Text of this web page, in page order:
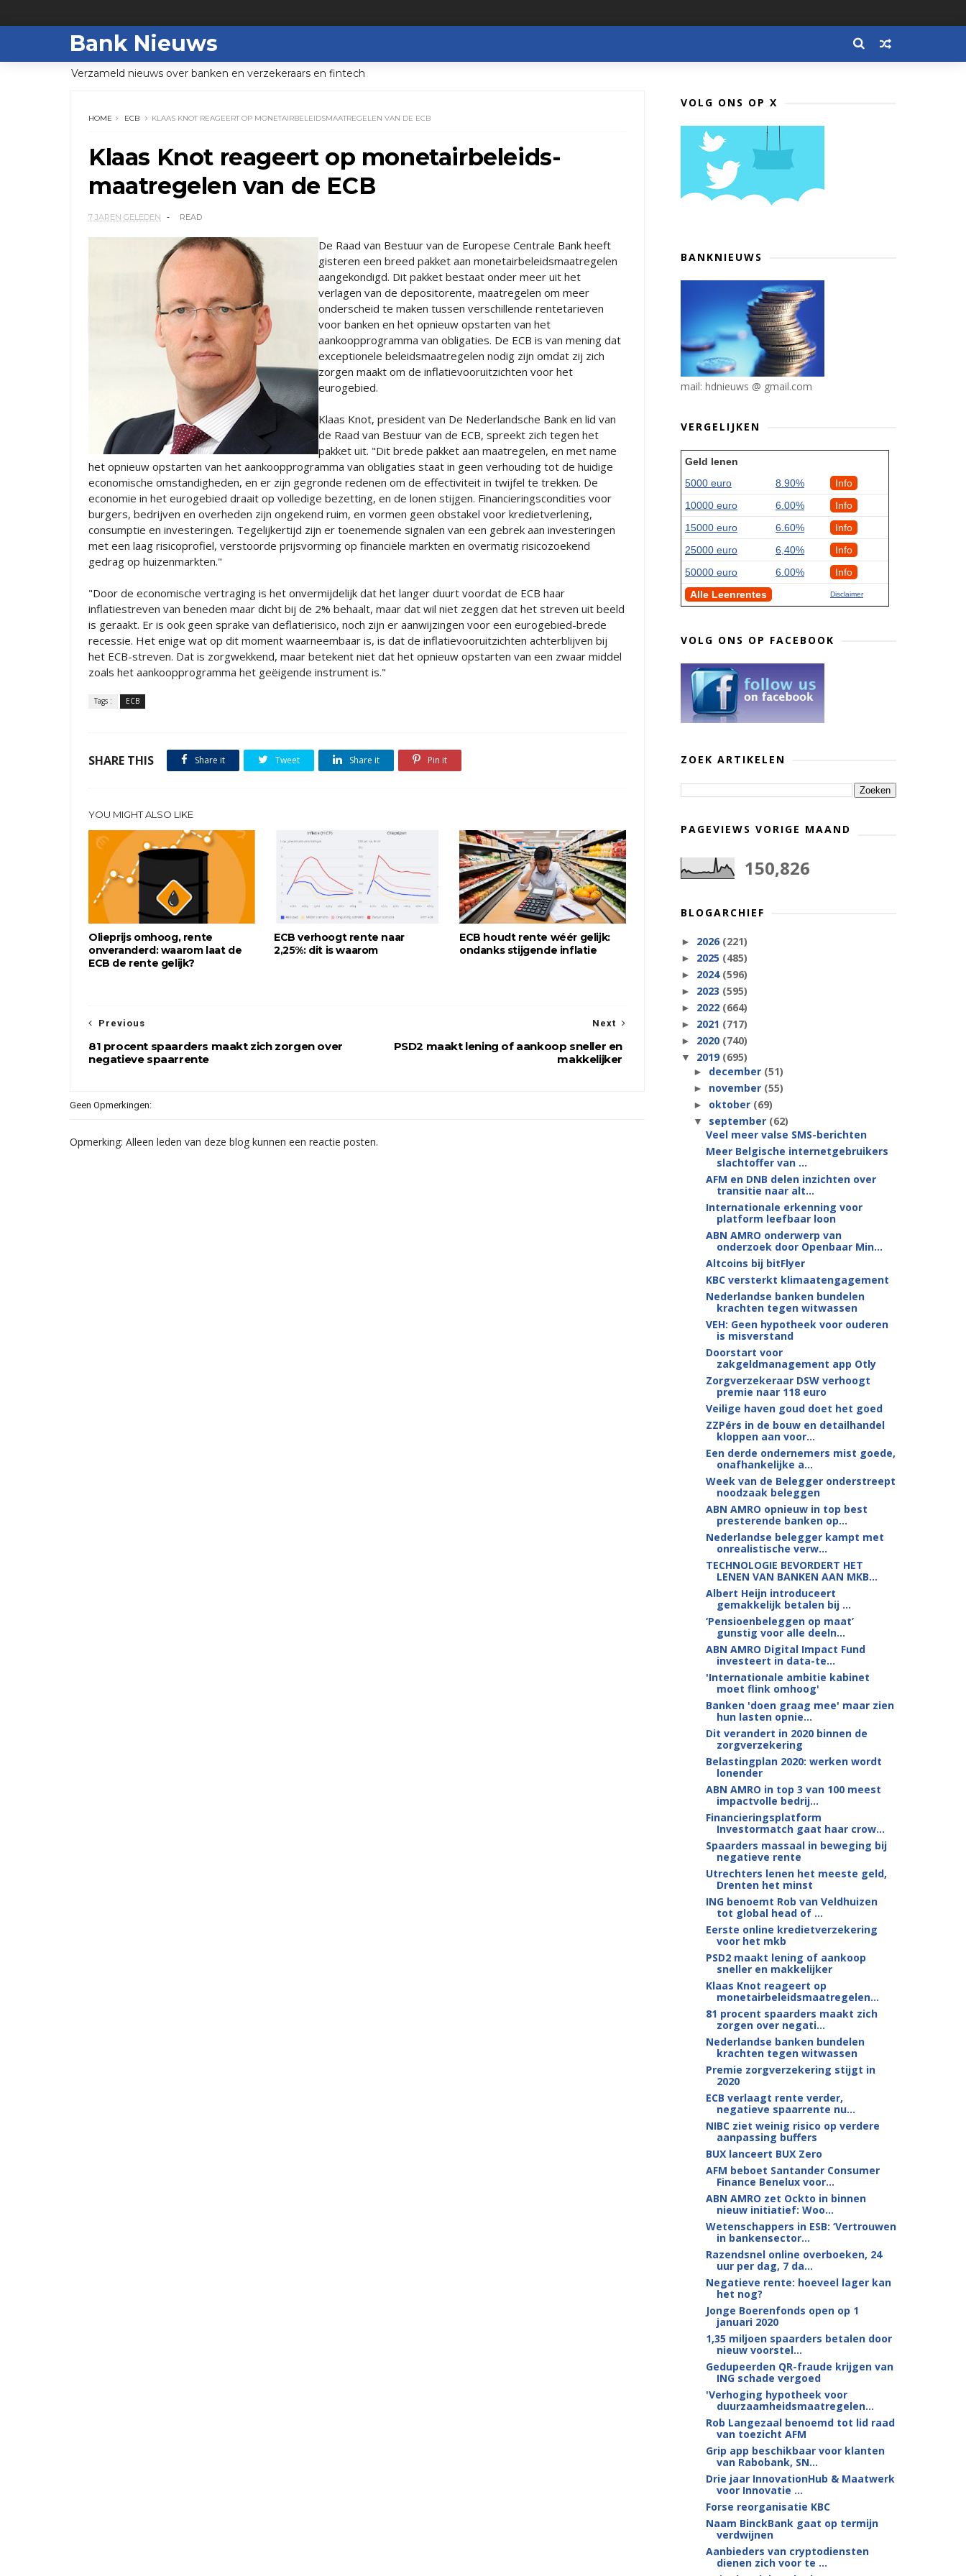
Bank Nieuws
Verzameld nieuws over banken en verzekeraars en fintech
HOME ECB KLAAS KNOT REAGEERT OP MONETAIRBELEIDS­MAATREGELEN VAN DE ECB
Klaas Knot reageert op monetairbeleids­
maatregelen van de ECB
7 JAREN GELEDEN READ
De Raad van Bestuur van de Europese Centrale Bank heeft
gisteren een breed pakket aan monetairbeleidsmaatregelen
aangekondigd. Dit pakket bestaat onder meer uit het
verlagen van de depositorente, maatregelen om meer
onderscheid te maken tussen verschillende rentetarieven
voor banken en het opnieuw opstarten van het
aankoopprogramma van obligaties. De ECB is van mening dat
exceptionele beleidsmaatregelen nodig zijn omdat zij zich
zorgen maakt om de inflatievooruitzichten voor het
eurogebied.
Klaas Knot, president van De Nederlandsche Bank en lid van
de Raad van Bestuur van de ECB, spreekt zich tegen het
pakket uit. "Dit brede pakket aan maatregelen, en met name
het opnieuw opstarten van het aankoopprogramma van obligaties staat in geen verhouding tot de huidige
economische omstandigheden, en er zijn gegronde redenen om de effectiviteit in twijfel te trekken. De
economie in het eurogebied draait op volledige bezetting, en de lonen stijgen. Financieringscondities voor
burgers, bedrijven en overheden zijn ongekend ruim, en vormen geen obstakel voor kredietverlening,
consumptie en investeringen. Tegelijkertijd zijn er toenemende signalen van een gebrek aan investeringen
met een laag risicoprofiel, verstoorde prijsvorming op financiële markten en overmatig risicozoekend
gedrag op huizenmarkten."
"Door de economische vertraging is het onvermijdelijk dat het langer duurt voordat de ECB haar
inflatiestreven van beneden maar dicht bij de 2% behaalt, maar dat wil niet zeggen dat het streven uit beeld
is geraakt. Er is ook geen sprake van deflatierisico, noch zijn er aanwijzingen voor een eurogebied-brede
recessie. Het enige wat op dit moment waarneembaar is, is dat de inflatievooruitzichten achterblijven bij
het ECB-streven. Dat is zorgwekkend, maar betekent niet dat het opnieuw opstarten van een zwaar middel
zoals het aankoopprogramma het geëigende instrument is."
Tags : ECB
SHARE THIS Share it Tweet Share it Pin it
YOU MIGHT ALSO LIKE
Olieprijs omhoog, rente
onveranderd: waarom laat de
ECB de rente gelijk?
ECB verhoogt rente naar
2,25%: dit is waarom
ECB houdt rente wéér gelijk:
ondanks stijgende inflatie
Next
PSD2 maakt lening of aankoop sneller en
makkelijker
Previous
81 procent spaarders maakt zich zorgen over
negatieve spaarrente
Geen Opmerkingen:
Opmerking: Alleen leden van deze blog kunnen een reactie posten.
VOLG ONS OP X
BANKNIEUWS
mail: hdnieuws @ gmail.com
VERGELIJKEN
Geld lenen
5000 euro
8.90%
Info
10000 euro
6.00%
Info
15000 euro
6.60%
Info
25000 euro
6,40%
Info
50000 euro
6.00%
Info
Alle Leenrentes
Disclaimer
VOLG ONS OP FACEBOOK
ZOEK ARTIKELEN
PAGEVIEWS VORIGE MAAND
150,826
BLOGARCHIEF
► 2026 (221)
► 2025 (485)
► 2024 (596)
► 2023 (595)
► 2022 (664)
► 2021 (717)
► 2020 (740)
▼ 2019 (695)
► december (51)
► november (55)
► oktober (69)
▼ september (62)
Veel meer valse SMS-berichten
Meer Belgische internetgebruikers
slachtoffer van ...
AFM en DNB delen inzichten over
transitie naar alt...
Internationale erkenning voor
platform leefbaar loon
ABN AMRO onderwerp van
onderzoek door Openbaar Min...
Altcoins bij bitFlyer
KBC versterkt klimaatengagement
Nederlandse banken bundelen
krachten tegen witwassen
VEH: Geen hypotheek voor ouderen
is misverstand
Doorstart voor
zakgeldmanagement app Otly
Zorgverzekeraar DSW verhoogt
premie naar 118 euro
Veilige haven goud doet het goed
ZZPérs in de bouw en detailhandel
kloppen aan voor...
Een derde ondernemers mist goede,
onafhankelijke a...
Week van de Belegger onderstreept
noodzaak beleggen
ABN AMRO opnieuw in top best
presterende banken op...
Nederlandse belegger kampt met
onrealistische verw...
TECHNOLOGIE BEVORDERT HET
LENEN VAN BANKEN AAN MKB...
Albert Heijn introduceert
gemakkelijk betalen bij ...
‘Pensioenbeleggen op maat’
gunstig voor alle deeln...
ABN AMRO Digital Impact Fund
investeert in data-te...
'Internationale ambitie kabinet
moet flink omhoog'
Banken 'doen graag mee' maar zien
hun lasten opnie...
Dit verandert in 2020 binnen de
zorgverzekering
Belastingplan 2020: werken wordt
lonender
ABN AMRO in top 3 van 100 meest
impactvolle bedrij...
Financieringsplatform
Investormatch gaat haar crow...
Spaarders massaal in beweging bij
negatieve rente
Utrechters lenen het meeste geld,
Drenten het minst
ING benoemt Rob van Veldhuizen
tot global head of ...
Eerste online kredietverzekering
voor het mkb
PSD2 maakt lening of aankoop
sneller en makkelijker
Klaas Knot reageert op
monetairbeleids­maatregelen...
81 procent spaarders maakt zich
zorgen over negati...
Nederlandse banken bundelen
krachten tegen witwassen
Premie zorgverzekering stijgt in
2020
ECB verlaagt rente verder,
negatieve spaarrente nu...
NIBC ziet weinig risico op verdere
aanpassing buffers
BUX lanceert BUX Zero
AFM beboet Santander Consumer
Finance Benelux voor...
ABN AMRO zet Ockto in binnen
nieuw initiatief: Woo...
Wetenschappers in ESB: ‘Vertrouwen
in bankensector...
Razendsnel online overboeken, 24
uur per dag, 7 da...
Negatieve rente: hoeveel lager kan
het nog?
Jonge Boerenfonds open op 1
januari 2020
1,35 miljoen spaarders betalen door
nieuw voorstel...
Gedupeerden QR-fraude krijgen van
ING schade vergoed
'Verhoging hypotheek voor
duurzaamheidsmaatregelen...
Rob Langezaal benoemd tot lid raad
van toezicht AFM
Grip app beschikbaar voor klanten
van Rabobank, SN...
Drie jaar InnovationHub & Maatwerk
voor Innovatie ...
Forse reorganisatie KBC
Naam BinckBank gaat op termijn
verdwijnen
Aanbieders van cryptodiensten
dienen zich voor te ...